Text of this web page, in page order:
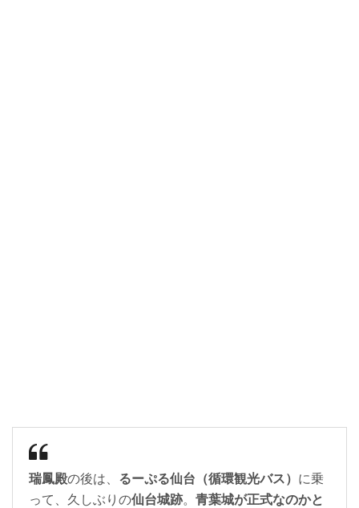
瑞鳳殿の後は、 るーぷる仙台（循環観光バス） に乗
って、久しぶりの仙台城跡。 青葉城が正式なのかと